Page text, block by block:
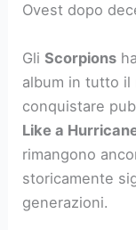
Ovest dopo
GliScorpions
album in tutto il
conquistare
Like a
rimangono
storicamente
generazioni.